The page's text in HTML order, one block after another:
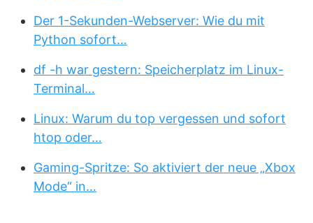
Der 1-Sekunden-Webserver: Wie du mit
Python sofort…
df -h war gestern: Speicherplatz im Linux-
Terminal…
Linux: Warum du top vergessen und sofort
htop oder…
Gaming-Spritze: So aktiviert der neue „Xbox
Mode“ in…